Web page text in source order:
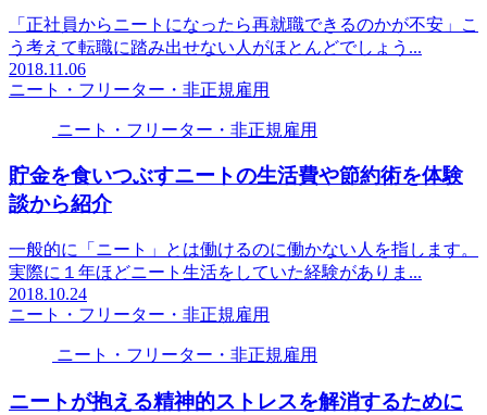
「正社員からニートになったら再就職できるのかが不安」こ
う考えて転職に踏み出せない人がほとんどでしょう...
2018.11.06
ニート・フリーター・非正規雇用
ニート・フリーター・非正規雇用
貯金を食いつぶすニートの生活費や節約術を体験
談から紹介
一般的に「ニート」とは働けるのに働かない人を指します。
実際に１年ほどニート生活をしていた経験がありま...
2018.10.24
ニート・フリーター・非正規雇用
ニート・フリーター・非正規雇用
ニートが抱える精神的ストレスを解消するために